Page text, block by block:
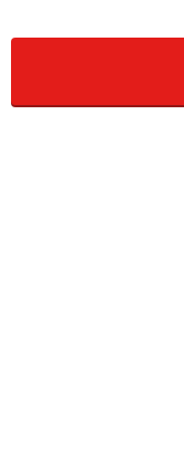
川通り（国道246
くに湧き水があっ
い。